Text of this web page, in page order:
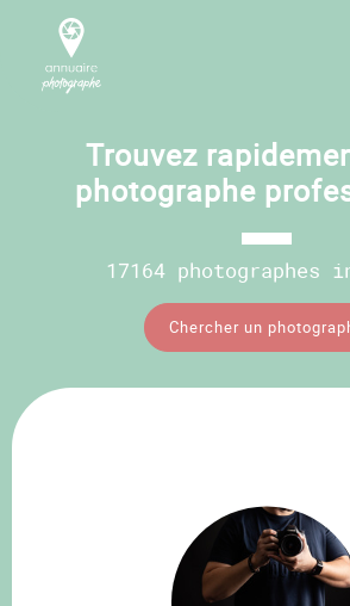
Trouvez
photographe
17164 photographes
Chercher un